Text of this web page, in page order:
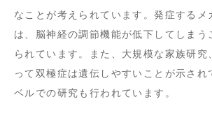
なことが考えられています。発症するメ
は、脳神経の調節機能が低下してしまう
られています。また、大規模な家族研究
って双極症は遺伝しやすいことが示され
ベルでの研究も行われています。